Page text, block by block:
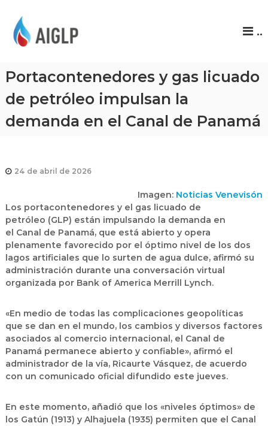
P
..
Portacontenedores y gas licuado
de petróleo impulsan la
demanda en el Canal de Panamá
24 de abril de 2026
Imagen: Noticias Venevisón
Los portacontenedores y el gas licuado de
petróleo (GLP) están impulsando la demanda en
el Canal de Panamá, que está abierto y opera
plenamente favorecido por el óptimo nivel de los dos
lagos artificiales que lo surten de agua dulce, afirmó su
administración durante una conversación virtual
organizada por Bank of America Merrill Lynch.
«En medio de todas las complicaciones geopolíticas
que se dan en el mundo, los cambios y diversos factores
asociados al comercio internacional, el Canal de
Panamá permanece abierto y confiable», afirmó el
administrador de la vía, Ricaurte Vásquez, de acuerdo
con un comunicado oficial difundido este jueves.
En este momento, añadió que los «niveles óptimos» de
los Gatún (1913) y Alhajuela (1935) permiten que el Canal